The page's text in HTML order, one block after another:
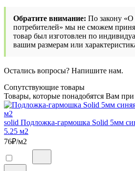
Обратите внимание: По закону «О
потребителей» мы не сможем
товар был изготовлен по
вашим размерам или
Остались вопросы? Напишите нам.
Сопутствующие товары
Товары, которые понадобятся Вам
solid Подложка-гармошка Solid 5мм
5.25 м2
76₽/м2